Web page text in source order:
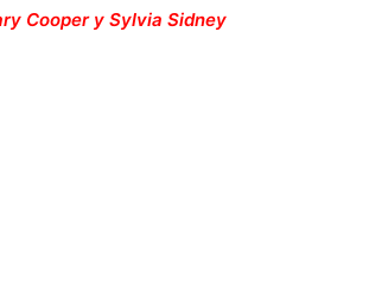
Cooper y Sylvia Sidney